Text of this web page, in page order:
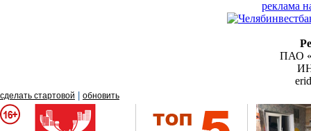
реклама
ПАО
сделать стартовой обновить